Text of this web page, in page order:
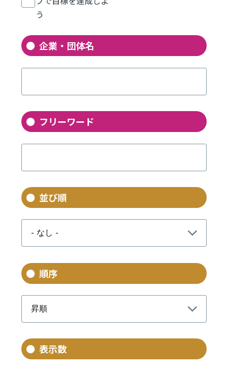
う
企業・団体名
フリーワード
並び順
順序
表示数